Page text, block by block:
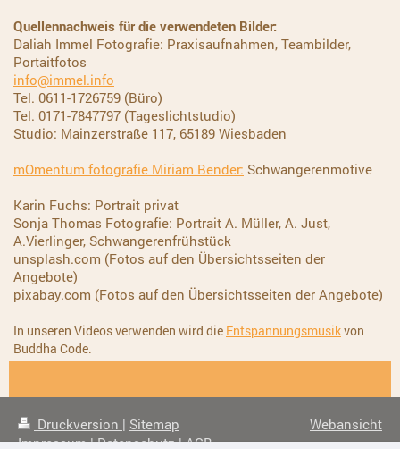
Quellennachweis für die verwendeten Bilder:
Daliah Immel Fotografie: Praxisaufnahmen, Teambilder,
Portaitfotos
info@immel.info
Tel. 0611-1726759 (Büro)
Tel. 0171-7847797 (Tageslichtstudio)
Studio: Mainzerstraße 117, 65189 Wiesbaden
mOmentum fotografie Miriam Bender: Schwangerenmotive
Karin Fuchs: Portrait privat
Sonja Thomas Fotografie: Portrait A. Müller, A. Just,
A.Vierlinger, Schwangerenfrühstück
unsplash.com (Fotos auf den Übersichtsseiten der
Angebote)
pixabay.com (Fotos auf den Übersichtsseiten der Angebote)
In unseren Videos verwenden wird die Entspannungsmusikvon
Buddha Code.
Druckversion | Sitemap
Impressum|Datenschutz|AGB
Webansicht